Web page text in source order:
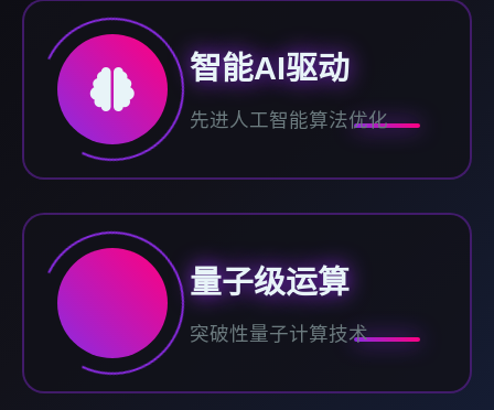
智能AI驱动
先进人工智能算法优化
量子级运算
突破性量子计算技术